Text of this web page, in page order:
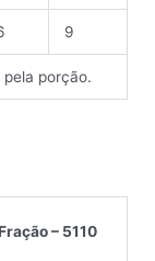
9
porção.
– 5110